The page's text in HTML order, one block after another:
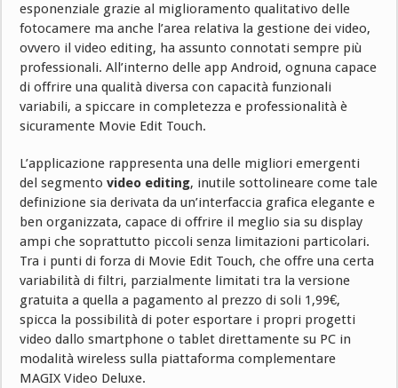
esponenziale grazie al miglioramento qualitativo delle
fotocamere ma anche l’area relativa la gestione dei video,
ovvero il video editing, ha assunto connotati sempre più
professionali. All’interno delle app Android, ognuna capace
di offrire una qualità diversa con capacità funzionali
variabili, a spiccare in completezza e professionalità è
sicuramente Movie Edit Touch.
L’applicazione rappresenta una delle migliori emergenti
del segmentovideo editing, inutile sottolineare come tale
definizione sia derivata da un’interfaccia grafica elegante e
ben organizzata, capace di offrire il meglio sia su display
ampi che soprattutto piccoli senza limitazioni particolari.
Tra i punti di forza di Movie Edit Touch, che offre una certa
variabilità di filtri, parzialmente limitati tra la versione
gratuita a quella a pagamento al prezzo di soli 1,99€,
spicca la possibilità di poter esportare i propri progetti
video dallo smartphone o tablet direttamente su PC in
modalità wireless sulla piattaforma complementare
MAGIX Video Deluxe.